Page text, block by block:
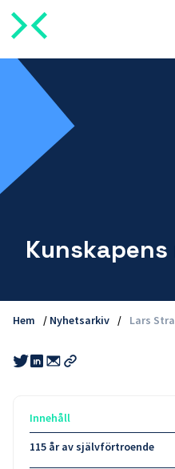
Hem / Nyhetsarkiv / Lars
Share
this
email
Share
this
linkedin
Share
this
twitter
Innehåll
115 år av självförtroende